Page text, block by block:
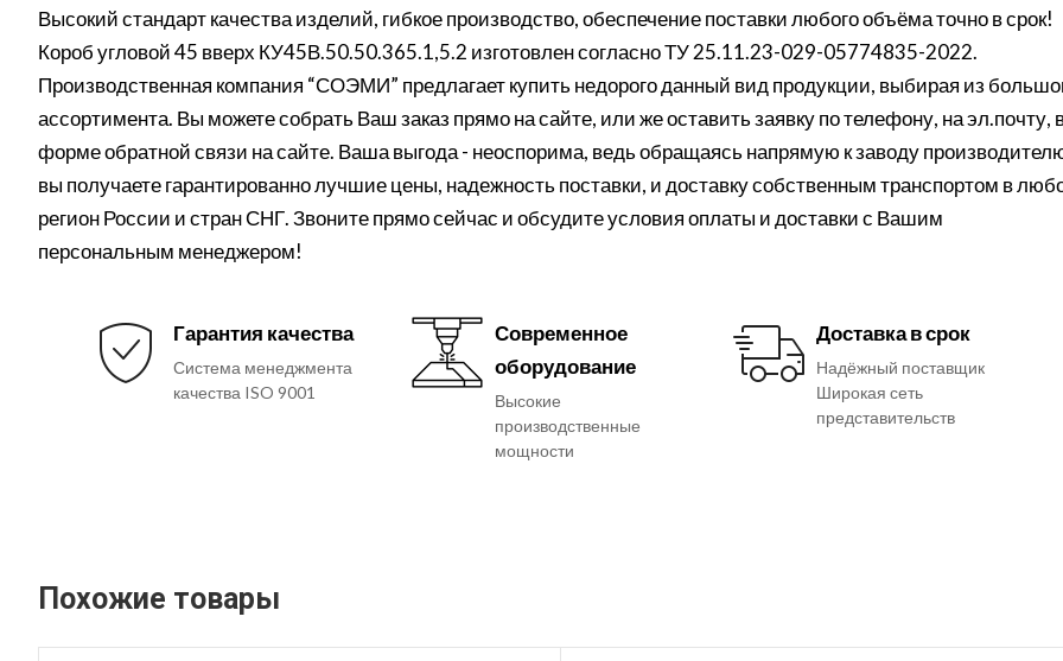
Высокий стандарт качества изделий, гибкое производство, обеспечение поставки любого объёма точно в срок!
Короб угловой 45 вверх КУ45В.50.50.365.1,5.2 изготовлен согласно ТУ 25.11.23-029-05774835-2022.
Производственная компания “СОЭМИ” предлагает купить недорого данный вид продукции, выбирая из
ассортимента. Вы можете собрать Ваш заказ прямо на сайте, или же оставить заявку по телефону, на эл.почту,
форме обратной связи на сайте. Ваша выгода - неоспорима, ведь обращаясь напрямую к заводу
вы получаете гарантированно лучшие цены, надежность поставки, и доставку собственным транспортом в
регион России и стран СНГ. Звоните прямо сейчас и обсудите условия оплаты и доставки с Вашим
персональным менеджером!
Гарантия качества
Система менеджмента
качества ISO 9001
Современное
оборудование
Высокие
производственные
мощности
Доставка в срок
Надёжный поставщик
Широкая сеть
представительств
Похожие товары